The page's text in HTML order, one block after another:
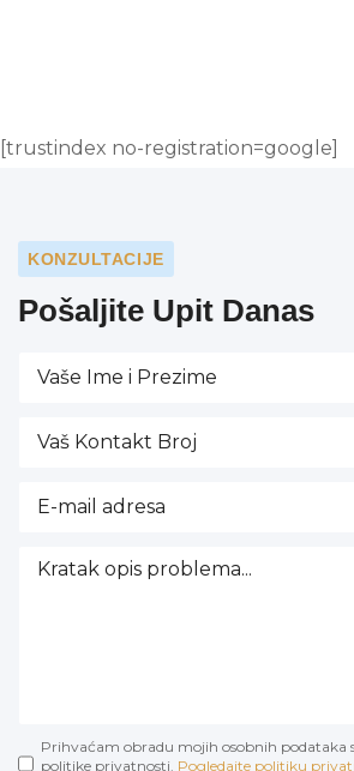
[trustindex no-registration=google]
KONZULTACIJE
Pošaljite Upit Danas
Prihvaćam obradu mojih osobnih podataka
politike privatnosti. Pogledajte politiku